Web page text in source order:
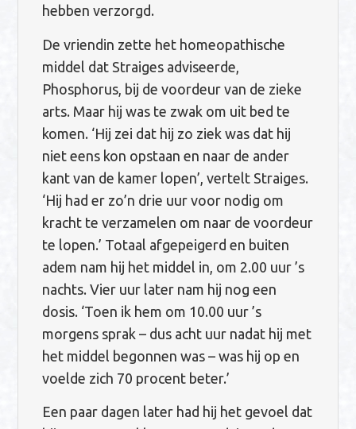
hebben verzorgd.
De vriendin zette het homeopathische
middel dat Straiges adviseerde,
Phosphorus, bij de voordeur van de zieke
arts. Maar hij was te zwak om uit bed te
komen. ‘Hij zei dat hij zo ziek was dat hij
niet eens kon opstaan en naar de ander
kant van de kamer lopen’, vertelt Straiges.
‘Hij had er zo’n drie uur voor nodig om
kracht te verzamelen om naar de voordeur
te lopen.’ Totaal afgepeigerd en buiten
adem nam hij het middel in, om 2.00 uur ’s
nachts. Vier uur later nam hij nog een
dosis. ‘Toen ik hem om 10.00 uur ’s
morgens sprak – dus acht uur nadat hij met
het middel begonnen was – was hij op en
voelde zich 70 procent beter.’
Een paar dagen later had hij het gevoel dat